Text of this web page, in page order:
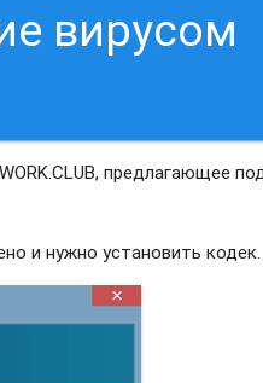
вирусом
предлагающее
и нужно установить кодек.